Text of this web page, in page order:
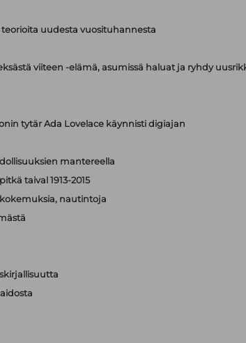
uudesta vuosituhannesta
viiteen -elämä, asumissä haluat ja ryhdy
tytär Ada Lovelace käynnisti digiajan
mantereella
taival 1913-2015
nautintoja